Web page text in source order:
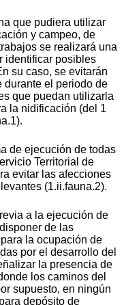
que pudiera utilizar
y campeo, de
se realizará una
identificar posibles
su caso, se evitarán
durante el periodo de
que puedan utilizarla
la nidificación (del 1
de ejecución de todas
Territorial de
evitar las afecciones
(1.ii.fauna.2).
a la ejecución de
de las
la ocupación de
por el desarrollo del
la presencia de
los caminos del
supuesto, en ningún
depósito de